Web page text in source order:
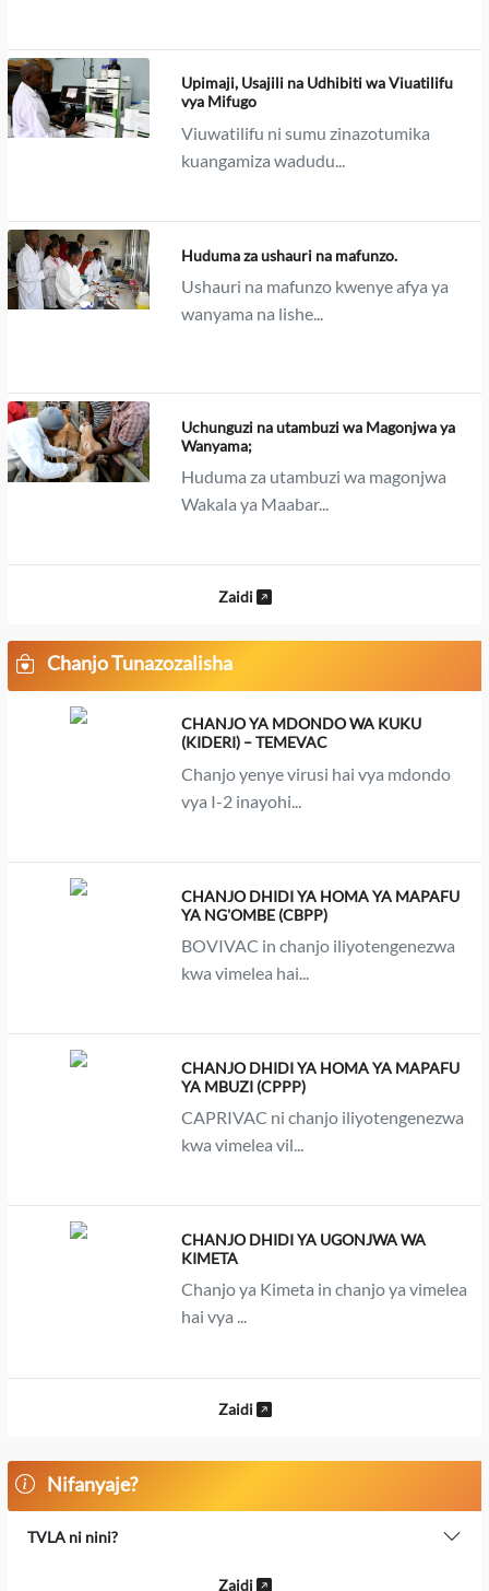
Upimaji, Usajili na Udhibiti wa Viuatilifu
vya Mifugo
Viuwatilifu ni sumu zinazotumika
kuangamiza wadudu...
Huduma za ushauri na mafunzo.
Ushauri na mafunzo kwenye afya ya
wanyama na lishe...
Uchunguzi na utambuzi wa Magonjwa ya
Wanyama;
Huduma za utambuzi wa magonjwa
Wakala ya Maabar...
Zaidi
Chanjo Tunazozalisha
CHANJO YA MDONDO WA KUKU
(KIDERI) – TEMEVAC
Chanjo yenye virusi hai vya mdondo
vya I-2 inayohi...
CHANJO DHIDI YA HOMA YA MAPAFU
YA NG'OMBE (CBPP)
BOVIVAC in chanjo iliyotengenezwa
kwa vimelea hai...
CHANJO DHIDI YA HOMA YA MAPAFU
YA MBUZI (CPPP)
CAPRIVAC ni chanjo iliyotengenezwa
kwa vimelea vil...
CHANJO DHIDI YA UGONJWA WA
KIMETA
Chanjo ya Kimeta in chanjo ya vimelea
hai vya ...
Zaidi
Nifanyaje?
TVLA ni nini?
Zaidi